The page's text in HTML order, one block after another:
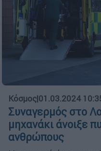
Κόσμος|01.03.2024
Συναγερμός στο
μηχανάκι άνοιξε
ανθρώπους